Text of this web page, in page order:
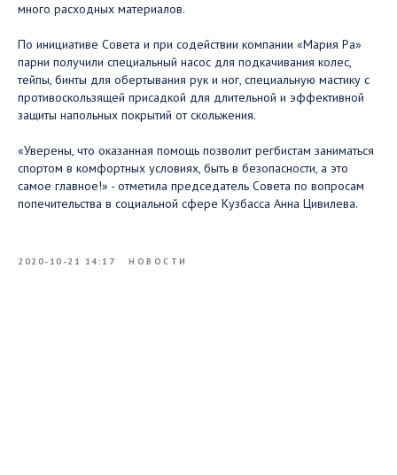
много расходных материалов.
По инициативе Совета и при содействии компании «Мария Ра»
парни получили специальный насос для подкачивания колес,
тейпы, бинты для обертывания рук и ног, специальную мастику с
противоскользящей присадкой для длительной и эффективной
защиты напольных покрытий от скольжения.
«Уверены, что оказанная помощь позволит регбистам заниматься
спортом в комфортных условиях, быть в безопасности, а это
самое главное!» - отметила председатель Совета по вопросам
попечительства в социальной сфере Кузбасса Анна Цивилева.
2020-10-21 14:17 НОВОСТИ